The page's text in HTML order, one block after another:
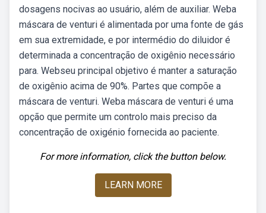
dosagens nocivas ao usuário, além de auxiliar. Weba
máscara de venturi é alimentada por uma fonte de gás
em sua extremidade, e por intermédio do diluidor é
determinada a concentração de oxigênio necessário
para. Webseu principal objetivo é manter a saturação
de oxigênio acima de 90%. Partes que compõe a
máscara de venturi. Weba máscara de venturi é uma
opção que permite um controlo mais preciso da
concentração de oxigénio fornecida ao paciente.
For more information, click the button below.
LEARN MORE